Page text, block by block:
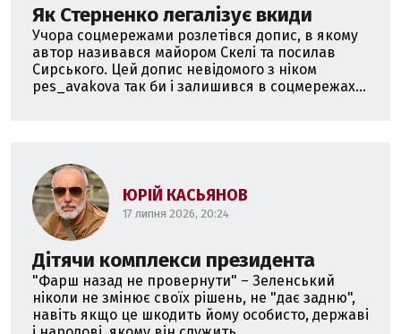
Як Стерненко легалізує вкиди
Учора соцмережами розлетівся допис, в якому
автор називався майором Скелі та посилав
Сирського. Цей допис невідомого з ніком
pes_avakova так би і залишився в соцмережах...
ЮРІЙ КАСЬЯНОВ
17 липня 2026, 20:24
Дітячи комплекси президента
"Фарш назад не провернути" – Зеленський
ніколи не змінює своїх рішень, не "дає задню",
навіть якщо це шкодить йому особисто, державі